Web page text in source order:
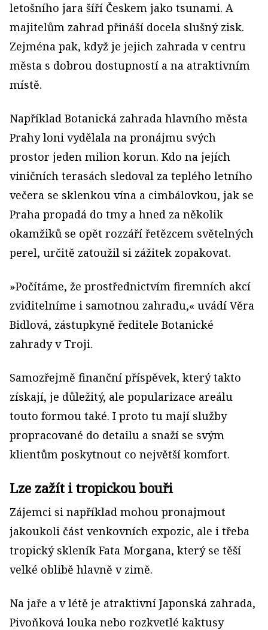
letošního jara šíří Českem jako tsunami. A
majitelům zahrad přináší docela slušný zisk.
Zejména pak, když je jejich zahrada v centru
města s dobrou dostupností a na atraktivním
místě.
Například Botanická zahrada hlavního města
Prahy loni vydělala na pronájmu svých
prostor jeden milion korun. Kdo na jejích
viničních terasách sledoval za teplého letního
večera se sklenkou vína a cimbálovkou, jak se
Praha propadá do tmy a hned za několik
okamžiků se opět rozzáří řetězcem světelných
perel, určitě zatoužil si zážitek zopakovat.
»Počítáme, že prostřednictvím firemních akcí
zviditelníme i samotnou zahradu,« uvádí Věra
Bidlová, zástupkyně ředitele Botanické
zahrady v Troji.
Samozřejmě finanční příspěvek, který takto
získají, je důležitý, ale popularizace areálu
touto formou také. I proto tu mají služby
propracované do detailu a snaží se svým
klientům poskytnout co největší komfort.
Lze zažít i tropickou bouři
Zájemci si například mohou pronajmout
jakoukoli část venkovních expozic, ale i třeba
tropický skleník Fata Morgana, který se těší
velké oblibě hlavně v zimě.
Na jaře a v létě je atraktivní Japonská zahrada,
Pivoňková louka nebo rozkvetlé kaktusy